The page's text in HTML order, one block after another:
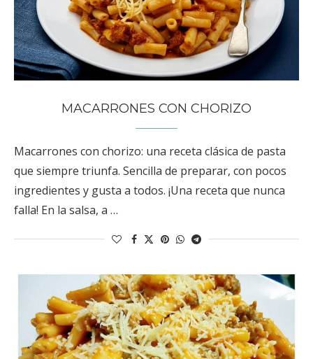
MACARRONES CON CHORIZO
Macarrones con chorizo: una receta clásica de pasta
que siempre triunfa. Sencilla de preparar, con pocos
ingredientes y gusta a todos. ¡Una receta que nunca
falla! En la salsa, a …